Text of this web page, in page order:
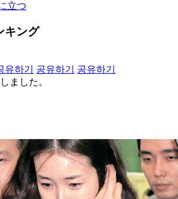
立つ
キング
유하기 공유하기
공유하기
ました。